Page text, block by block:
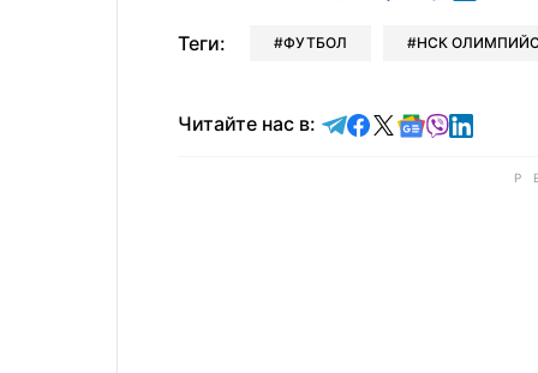
Теги: ФУТБОЛ НСК
Читайте нас в: Читайте в Telegram
Читайте в
Читайте в X
Читайте в
Читайте